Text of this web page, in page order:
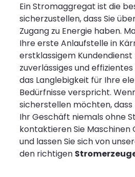
Ein Stromaggregat ist die
sicherzustellen, dass Sie
Zugang zu Energie haben.
Ihre erste Anlaufstelle in
erstklassigem Kundendienst
zuverlässiges und
das Langlebigkeit für Ihre
Bedürfnisse verspricht.
sicherstellen möchten, dass
Ihr Geschäft niemals ohne
kontaktieren Sie Maschinen
und lassen Sie sich von
den richtigen